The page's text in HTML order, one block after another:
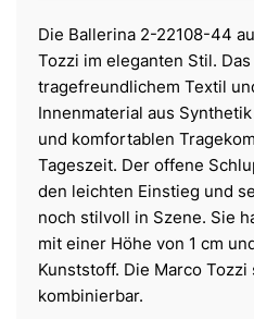
Die Ballerina 2-22108-44
Tozzi im eleganten Stil.
tragefreundlichem Textil
Innenmaterial aus
und komfortablen
Tageszeit. Der offene
den leichten Einstieg und
noch stilvoll in Szene. Sie
mit einer Höhe von 1 cm
Kunststoff. Die Marco
kombinierbar.